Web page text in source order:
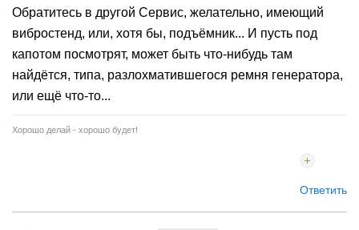
Обратитесь в другой Сервис, желательно, имеющий
вибростенд, или, хотя бы, подъёмник... И пусть под
капотом посмотрят, может быть что-нибудь там
найдётся, типа, разлохматившегося ремня генератора,
или ещё что-то...
Хорошо делай - хорошо будет!
Ответить